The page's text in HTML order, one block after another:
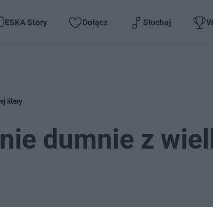
ESKA Story Dołącz Słuchaj
litery
dumnie z